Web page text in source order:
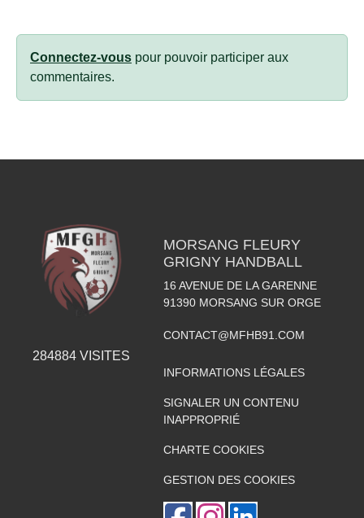
Connectez-vous pour pouvoir participer aux
commentaires.
284884 VISITES
MORSANG FLEURY
GRIGNY HANDBALL
16 AVENUE DE LA GARENNE
91390 MORSANG SUR ORGE
CONTACT@MFHB91.COM
INFORMATIONS LÉGALES
SIGNALER UN CONTENU
INAPPROPRIÉ
CHARTE COOKIES
GESTION DES COOKIES